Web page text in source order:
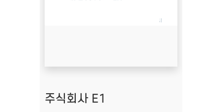
주식회사 E1